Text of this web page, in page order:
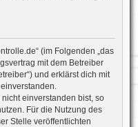
(im Folgenden „das
mit dem Betreiber
und erklärst dich mit
einverstanden bist, so
Für die Nutzung des
Stelle veröffentlichten